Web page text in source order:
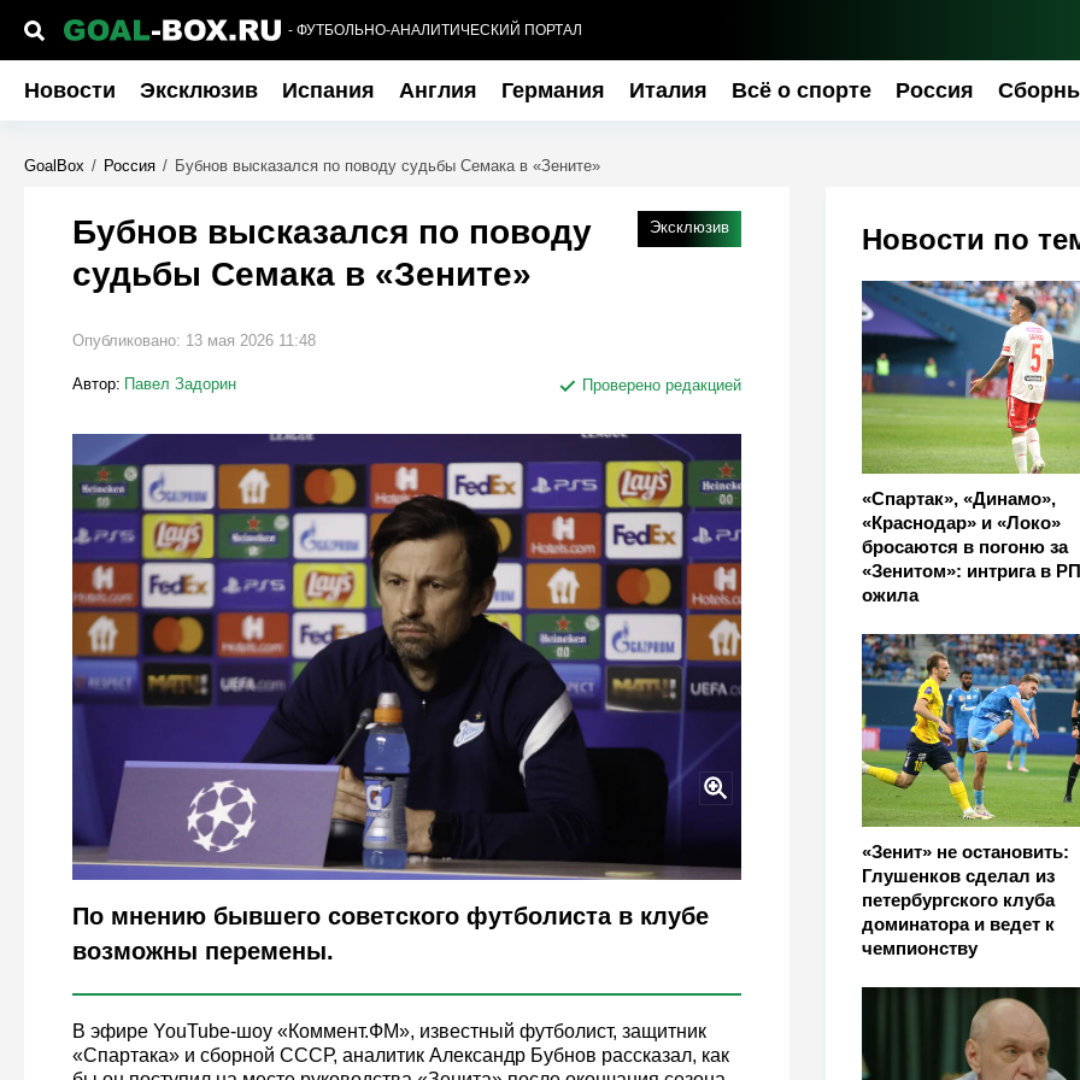
- ФУТБОЛЬНО-АНАЛИТИЧЕСКИЙ ПОРТАЛ
Новости Эксклюзив Испания Англия Германия Италия Всё о спорте Россия
GoalBox / Россия / Бубнов высказался по поводу судьбы Семака в «Зените»
Новости по
«Спартак», «Динамо»,
«Краснодар» и «Локо»
бросаются в погоню за
«Зенитом»: интрига в
ожила
«Зенит» не остановить:
Глушенков сделал из
петербургского клуба
доминатора и ведет к
чемпионству
Эксклюзив
Бубнов высказался по поводу
судьбы Семака в «Зените»
Опубликовано: 13 мая 2026 11:48
Автор: Павел Задорин Проверено редакцией
Legion-Media
По мнению бывшего советского футболиста в клубе
возможны перемены.
В эфире YouTube-шоу «Коммент.ФМ», известный футболист, защитник
«Спартака» и сборной СССР, аналитик Александр Бубнов рассказал, как